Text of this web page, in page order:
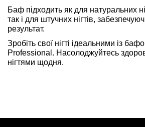
Баф підходить як для натуральних
так і для штучних нігтів,
результат.
Зробіть свої нігті ідеальними із
Professional. Насолоджуйтесь
нігтями щодня.